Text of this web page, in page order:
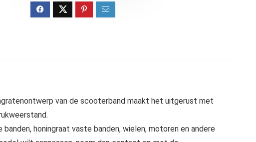
van de scooterband maakt het uitgerust met
honingraat vaste banden, wielen, motoren en andere